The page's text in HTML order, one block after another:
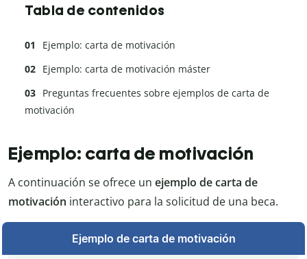
Tabla de contenidos
Ejemplo: carta de motivación
Ejemplo: carta de motivación máster
Preguntas frecuentes sobre ejemplos de carta de
motivación
Ejemplo: carta de motivación
A continuación se ofrece un ejemplo de carta de
motivación interactivo para la solicitud de una beca.
Ejemplo de carta de motivación